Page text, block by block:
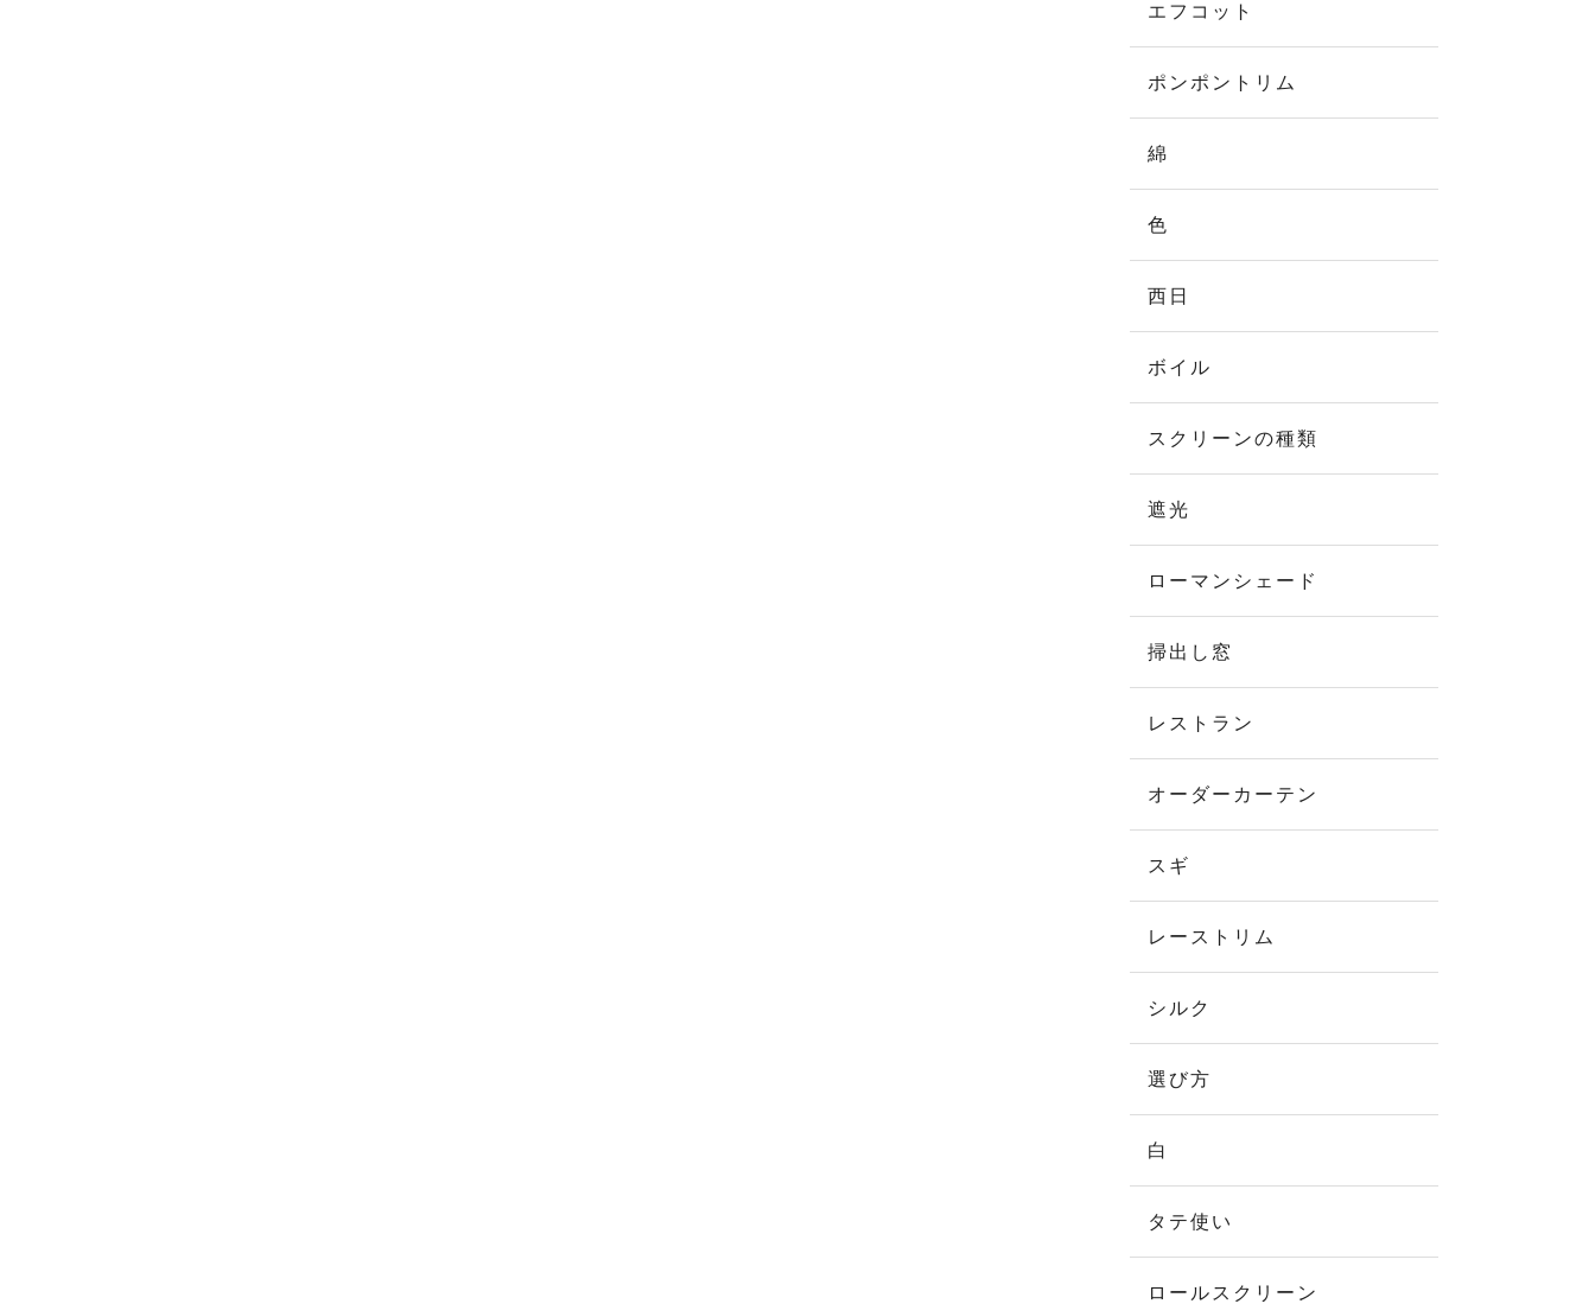
エフコット
ポンポントリム
綿
色
西日
ボイル
スクリーンの種類
遮光
ローマンシェード
掃出し窓
レストラン
オーダーカーテン
スギ
レーストリム
シルク
選び方
白
タテ使い
ロールスクリーン